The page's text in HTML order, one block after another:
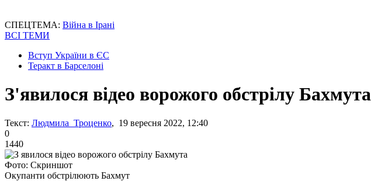
СПЕЦТЕМА: Війна в Ірані
ВСІ ТЕМИ
Вступ України в ЄС
Теракт в Барселоні
З'явилося відео ворожого обстрілу Бахмута
Текст: Людмила Троценко, 19 вересня 2022, 12:40
0
1440
Фото: Скриншот
Окупанти обстрілюють Бахмут